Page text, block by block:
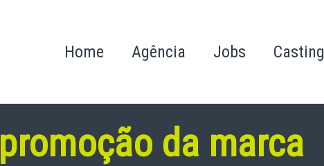
Home Agência Jobs Casting
promoção da marca